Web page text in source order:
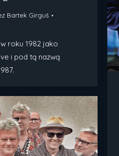
Bartek Girguś
roku 1982 jako
i pod tą nazwą